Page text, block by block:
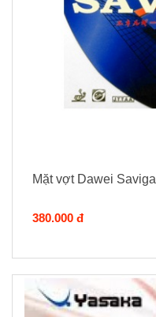
Mặt vợt Dawei Saviga
380.000 đ